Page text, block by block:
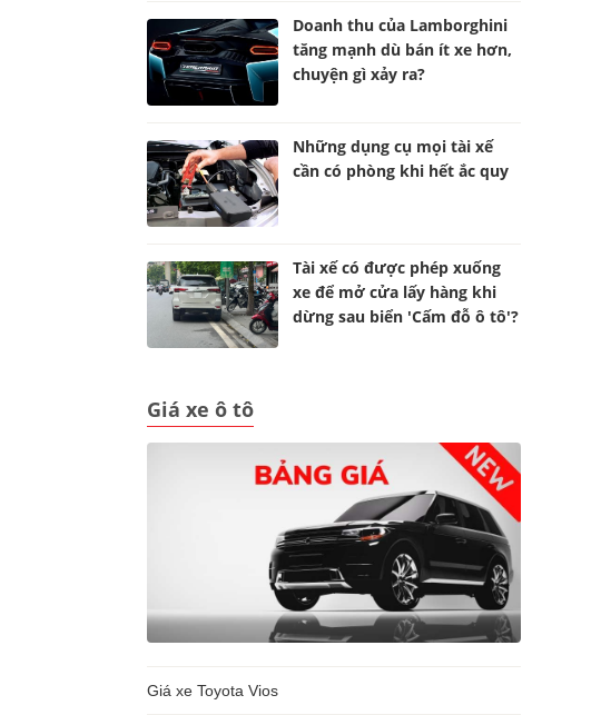
Doanh thu của Lamborghini
tăng mạnh dù bán ít xe hơn,
chuyện gì xảy ra?
Những dụng cụ mọi tài xế
cần có phòng khi hết ắc quy
Tài xế có được phép xuống
xe để mở cửa lấy hàng khi
dừng sau biển 'Cấm đỗ ô tô'?
Giá xe ô tô
Giá xe Toyota Vios